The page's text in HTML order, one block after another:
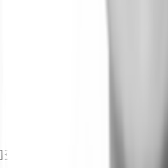
Exposé herunterladen